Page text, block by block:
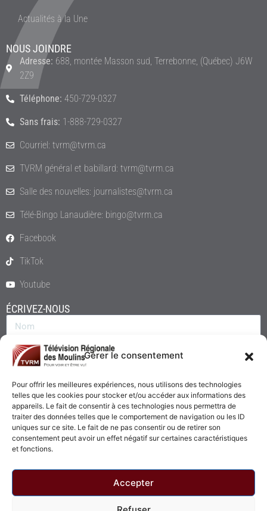
Gérer le consentement
Pour offrir les meilleures expériences, nous utilisons des technologies
telles que les cookies pour stocker et/ou accéder aux informations des
appareils. Le fait de consentir à ces technologies nous permettra de
traiter des données telles que le comportement de navigation ou les ID
uniques sur ce site. Le fait de ne pas consentir ou de retirer son
consentement peut avoir un effet négatif sur certaines caractéristiques
et fonctions.
Accepter
Actualités à la Une
NOUS JOINDRE
Adresse: 688, montée Masson sud, Terrebonne, (Québec) J6W
2Z9
Téléphone: 450-729-0327
Sans frais: 1-888-729-0327
Courriel: tvrm@tvrm.ca
TVRM général et babillard: tvrm@tvrm.ca
Salle des nouvelles: journalistes@tvrm.ca
Télé-Bingo Lanaudière: bingo@tvrm.ca
Facebook
TikTok
Youtube
ÉCRIVEZ-NOUS